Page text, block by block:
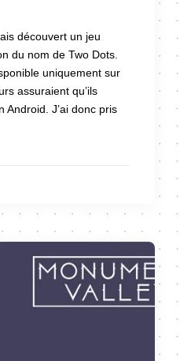
découvert un jeu
du nom de Two Dots.
uniquement sur
assuraient qu’ils
Android. J’ai donc pris